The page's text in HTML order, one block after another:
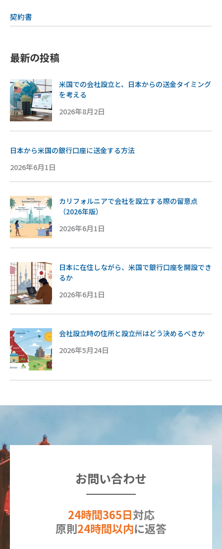
契約書
最新の投稿
米国での会社設立と、日本からの送金タイミング
を考える
2026年8月2日
日本から米国の銀行口座に送金する方法
2026年6月1日
カリフォルニアで会社を設立する際の留意点
（2026年版）
2026年6月1日
日本に在住しながら、米国で銀行口座を開設でき
るか
2026年6月1日
会社設立時の住所と設立州はどう決めるべきか
2026年5月24日
お問い合わせ
24時間365日対応
原則24時間以内に返答